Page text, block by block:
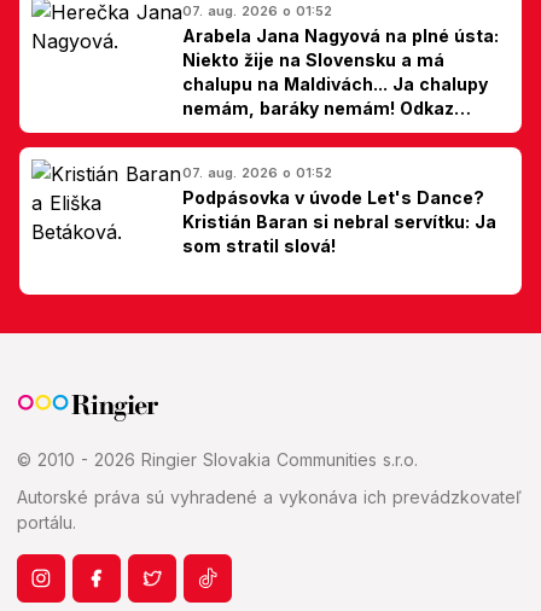
07. aug. 2026 o 01:52
Arabela Jana Nagyová na plné ústa:
Niekto žije na Slovensku a má
chalupu na Maldivách... Ja chalupy
nemám, baráky nemám! Odkaz
Slovákom
07. aug. 2026 o 01:52
Podpásovka v úvode Let's Dance?
Kristián Baran si nebral servítku: Ja
som stratil slová!
© 2010 - 2026 Ringier Slovakia Communities s.r.o.
Autorské práva sú vyhradené a vykonáva ich prevádzkovateľ
portálu.